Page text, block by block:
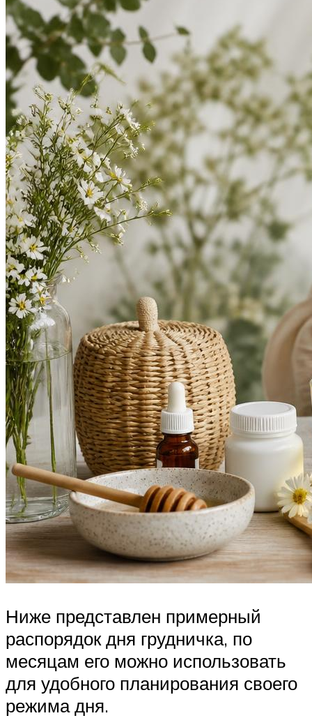
Ниже представлен примерный
распорядок дня грудничка, по
месяцам его можно использовать
для удобного планирования своего
режима дня.